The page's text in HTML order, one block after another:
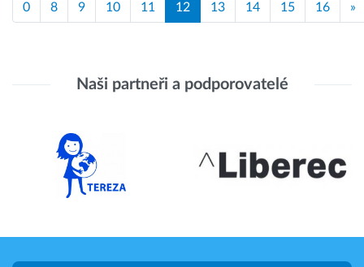
0 8 9 10 11 12 13 14 15 16 »
Naši partneři a podporovatelé